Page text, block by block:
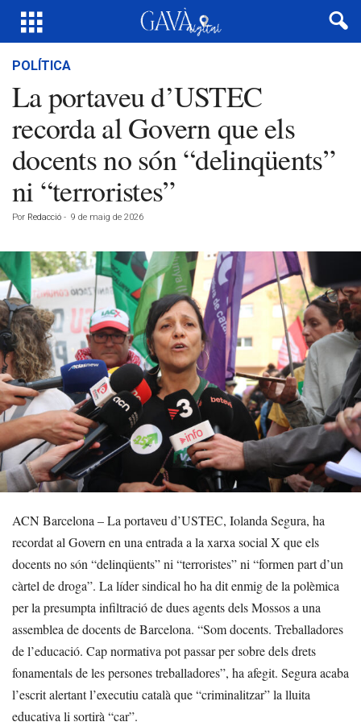
POLÍTICA
La portaveu d’USTEC
recorda al Govern que els
docents no són “delinqüents”
ni “terroristes”
Por Redacció - 9 de maig de 2026
ACN Barcelona – La portaveu d’USTEC, Iolanda Segura, ha
recordat al Govern en una entrada a la xarxa social X que els
docents no són “delinqüents” ni “terroristes” ni “formen part d’un
càrtel de droga”. La líder sindical ho ha dit enmig de la polèmica
per la presumpta infiltració de dues agents dels Mossos a una
assemblea de docents de Barcelona. “Som docents. Treballadores
de l’educació. Cap normativa pot passar per sobre dels drets
fonamentals de les persones treballadores”, ha afegit. Segura acaba
l’escrit alertant l’executiu català que “criminalitzar” la lluita
educativa li sortirà “car”.